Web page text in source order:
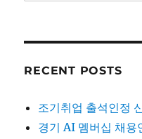
RECENT POSTS
조기취업 출석인정
경기 AI 멤버십 채용